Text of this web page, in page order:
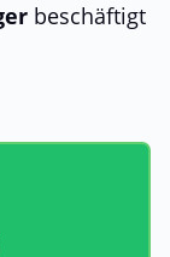
beschäftigt